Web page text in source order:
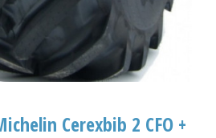
Cerexbib 2 CFO +